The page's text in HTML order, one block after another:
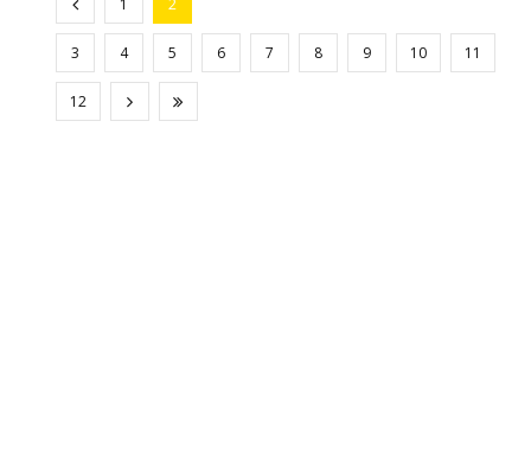
3 4 5 6 7 8 9 10 11
12